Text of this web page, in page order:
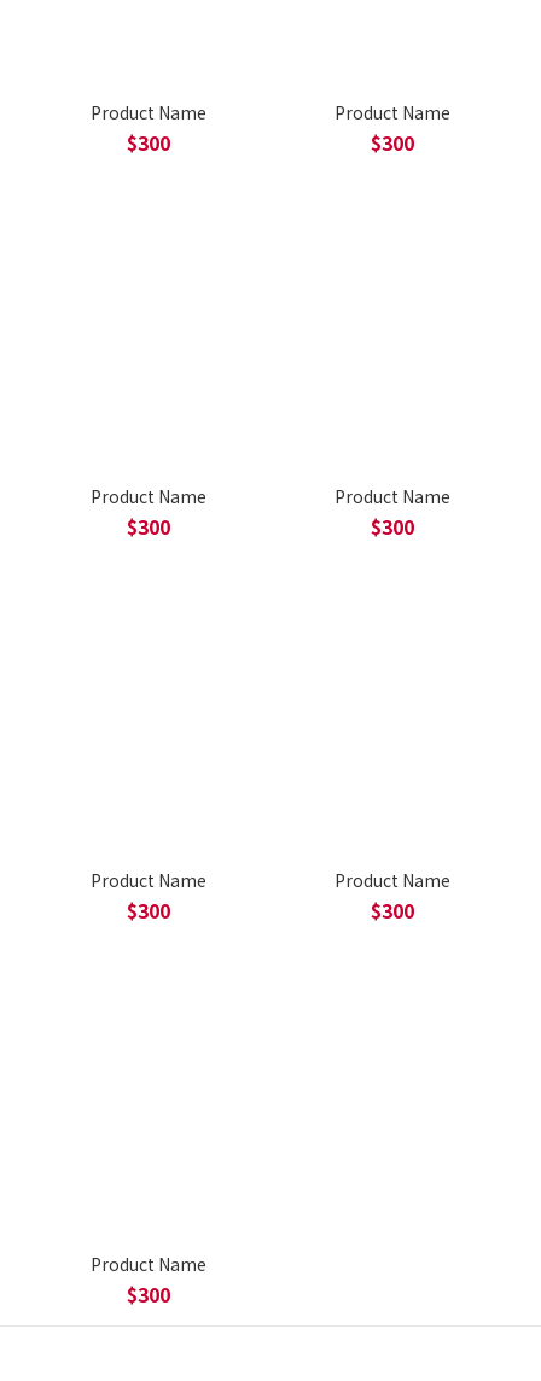
Product Name
$300
Product Name
$300
Product Name
$300
Product Name
$300
Product Name
$300
Product Name
$300
Product Name
$300